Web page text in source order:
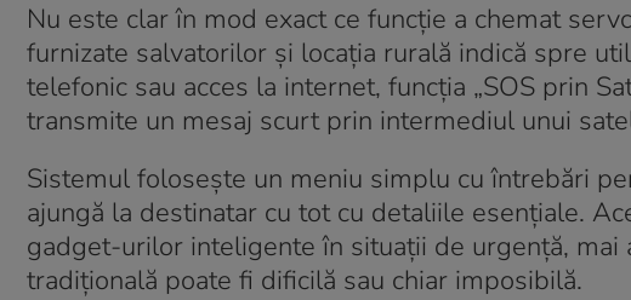
Nu este clar în mod exact ce funcție a chemat
furnizate salvatorilor și locația rurală indică spre
telefonic sau acces la internet, funcția „SOS prin
transmite un mesaj scurt prin intermediul unui
Sistemul folosește un meniu simplu cu întrebări
ajungă la destinatar cu tot cu detaliile esențiale.
gadget-urilor inteligente în situații de urgență, mai
tradițională poate fi dificilă sau chiar imposibilă.